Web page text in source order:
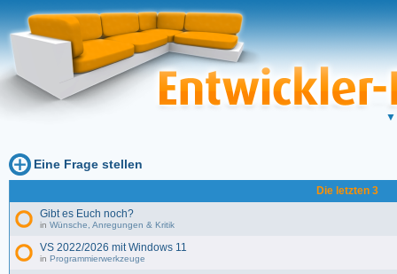
Eine Frage stellen
Die letzten 3
Gibt es Euch noch?
in Wünsche, Anregungen & Kritik
VS 2022/2026 mit Windows 11
in Programmierwerkzeuge